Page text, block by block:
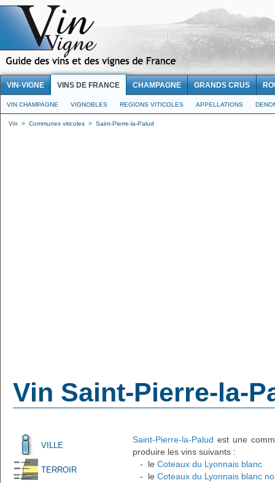
VIN-VIGNE VINS DE FRANCE CHAMPAGNE GRANDS CRUS
VIN CHAMPAGNE VIGNOBLES REGIONS VITICOLES APPELLATIONS
Vin > Communes viticoles > Saint-Pierre-la-Palud
Vin Saint-Pierre-la-
VILLE
TERROIR
Saint-Pierre-la-Palud est une
produire les vins suivants :
- le Coteaux du Lyonnais blanc
- le Coteaux du Lyonnais blanc